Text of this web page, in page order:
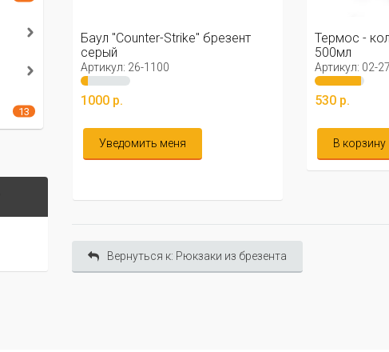
Баул "Counter-Strike" брезент
серый
Артикул: 26-1100
1000 р.
Уведомить меня
Термос -
500мл
Артикул: 02-
530 р.
В корзину
Вернуться к: Рюкзаки из брезента
13